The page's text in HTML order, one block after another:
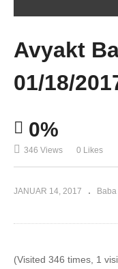
Avyakt
01/18/
0%
346 Views 0 Likes
JANUAR 14, 2017
(Visited 346 times, 1